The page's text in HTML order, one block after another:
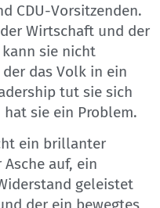
CDU-Vorsitzenden.
Wirtschaft und der
sie nicht
das Volk in ein
tut sie sich
sie ein Problem.
ein brillanter
auf, ein
geleistet